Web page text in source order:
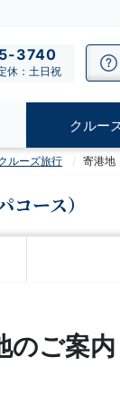
3740
休：土日祝
クルー
ルーズ旅行 寄港地
コース）
のご案内